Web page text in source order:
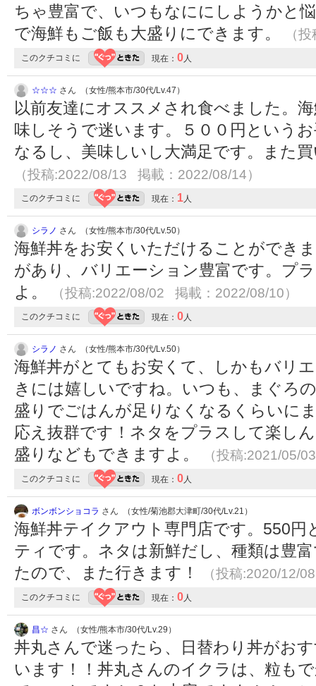
ちゃ豊富で、いつもなににしようかと
で海鮮もご飯も大盛りにできます。
（
このクチコミに 現在： 0人
☆☆☆ さん （女性/熊本市/30代/Lv.47）
以前友達にオススメされ食べました。
味しそうで迷います。５００円という
なるし、美味しいし大満足です。また
（投稿:2022/08/13 掲載：2022/08/14）
このクチコミに 現在： 1人
シラノ さん （女性/熊本市/30代/Lv.50）
海鮮丼をお安くいただけることができ
があり、バリエーション豊富です。プ
よ。
（投稿:2022/08/02 掲載：2022/08/10）
このクチコミに 現在： 0人
シラノ さん （女性/熊本市/30代/Lv.50）
海鮮丼がとてもお安くて、しかもバリ
きには嬉しいですね。いつも、まぐろ
盛りでごはんが足りなくなるくらいに
応え抜群です！ネタをプラスして楽し
盛りなどもできますよ。
（投稿:2021/05/
このクチコミに 現在： 0人
ボンボンショコラ さん （女性/菊池郡大津町/30代/Lv.21）
海鮮丼テイクアウト専門店です。550
ティです。ネタは新鮮だし、種類は豊
たので、また行きます！
（投稿:2020/12/
このクチコミに 現在： 0人
昌☆ さん （女性/熊本市/30代/Lv.29）
丼丸さんで迷ったら、日替わり丼がお
います！！丼丸さんのイクラは、粒も